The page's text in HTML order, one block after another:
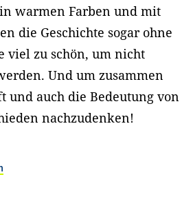
warmen Farben und mit
die Geschichte sogar ohne
viel zu schön, um nicht
Und um zusammen
und auch die Bedeutung von
nachzudenken!